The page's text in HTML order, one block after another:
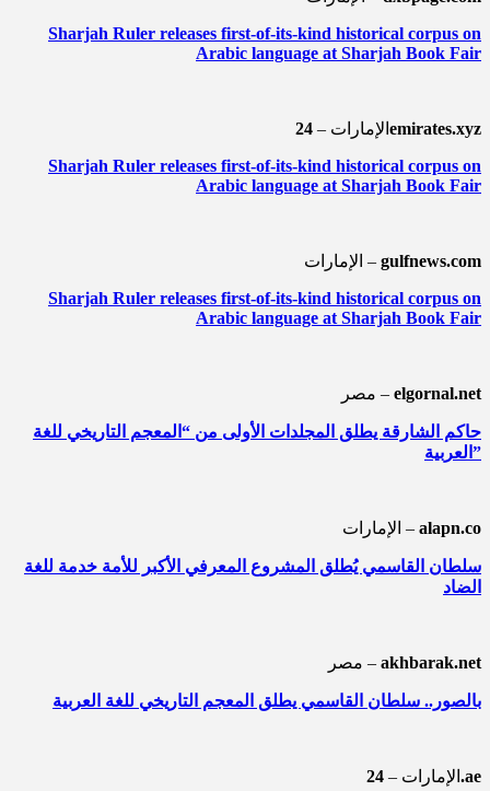
Sharjah Ruler releases first-of-its-kind historical corpus on
Arabic language at Sharjah Book Fair
الإمارات – 24emirates.xyz
Sharjah Ruler releases first-of-its-kind historical corpus on
Arabic language at Sharjah Book Fair
الإمارات – gulfnews.com
Sharjah Ruler releases first-of-its-kind historical corpus on
Arabic language at Sharjah Book Fair
مصر – elgornal.net
حاكم الشارقة يطلق المجلدات الأولى من “المعجم التاريخي للغة
العربية”
الإمارات – alapn.co
سلطان القاسمي يُطلق المشروع المعرفي الأكبر للأمة خدمة للغة
الضاد
مصر – akhbarak.net
بالصور.. سلطان القاسمي يطلق المعجم التاريخي للغة العربية
الإمارات – 24.ae